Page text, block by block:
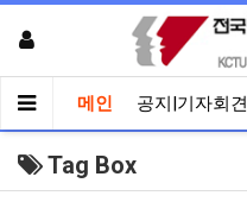
메인 공지|기자회견
Tag Box